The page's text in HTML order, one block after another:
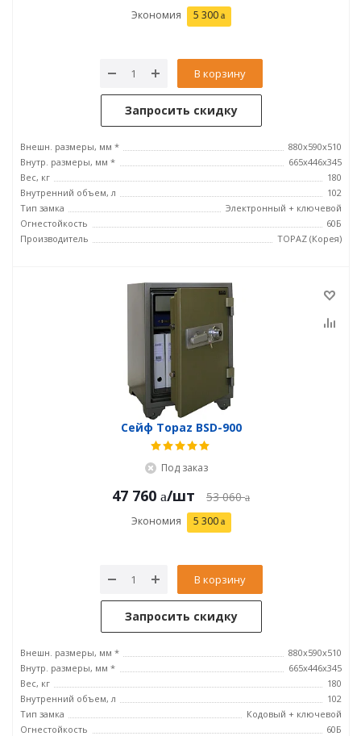
Экономия 5 300
В корзину
Запросить скидку
Внешн. размеры, мм *
880x590x510
Внутр. размеры, мм *
665х446х345
Вес, кг
180
Внутренний объем, л
102
Тип замка
Электронный + ключевой
Огнестойкость
60Б
Производитель
TOPAZ (Корея)
Сейф Topaz BSD-900
Под заказ
47 760 /шт 53 060
Экономия 5 300
В корзину
Запросить скидку
Внешн. размеры, мм *
880x590x510
Внутр. размеры, мм *
665х446х345
Вес, кг
180
Внутренний объем, л
102
Тип замка
Кодовый + ключевой
Огнестойкость
60Б